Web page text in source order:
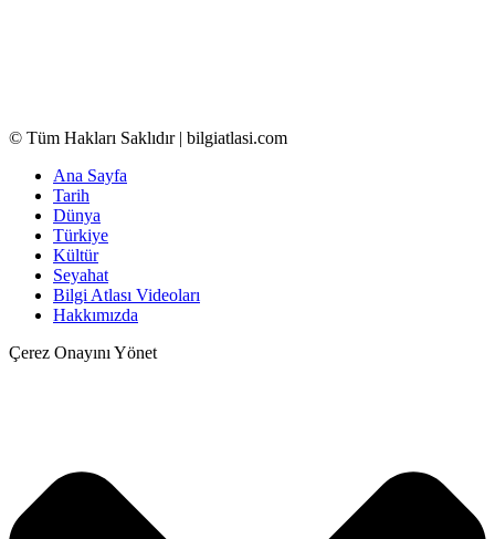
© Tüm Hakları Saklıdır | bilgiatlasi.com
Ana Sayfa
Tarih
Dünya
Türkiye
Kültür
Seyahat
Bilgi Atlası Videoları
Hakkımızda
Çerez Onayını Yönet